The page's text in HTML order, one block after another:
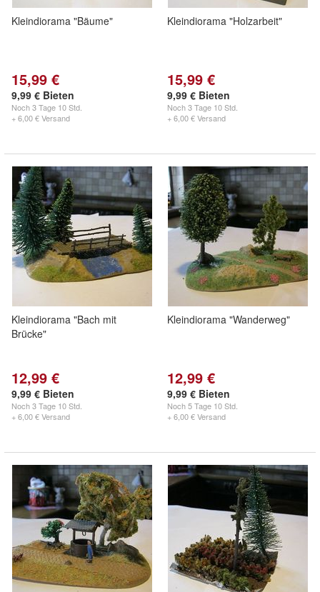
Kleindiorama "Bäume"
15,99 €
9,99 € Bieten
Noch3 Tage 10 Std.
+ 6,00 € Versand
Kleindiorama "Holzarbeit"
15,99 €
9,99 € Bieten
Noch3 Tage 10 Std.
+ 6,00 € Versand
Kleindiorama "Bach mit
Brücke"
12,99 €
9,99 € Bieten
Noch3 Tage 10 Std.
+ 6,00 € Versand
Kleindiorama "Wanderweg"
12,99 €
9,99 € Bieten
Noch5 Tage 10 Std.
+ 6,00 € Versand